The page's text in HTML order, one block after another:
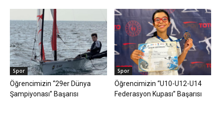
Spor
Öğrencimizin “29er Dünya
Şampiyonası” Başarısı
Spor
Öğrencimizin “U10-U12-U14
Federasyon Kupası” Başarısı